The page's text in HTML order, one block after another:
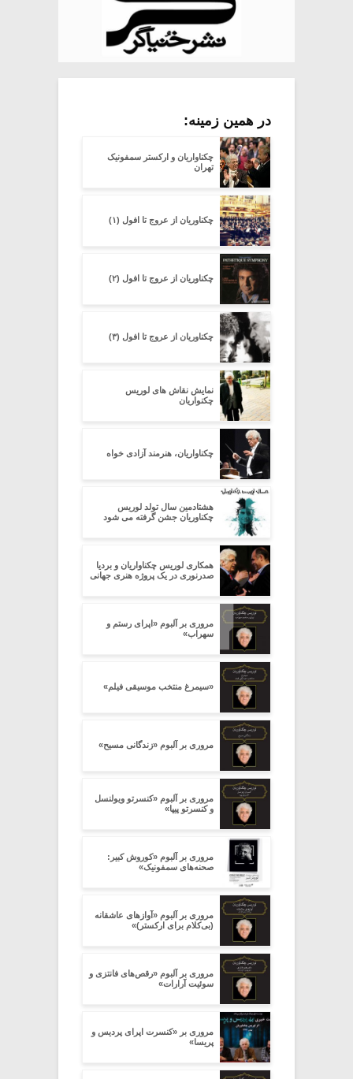
در همین زمینه:
چکناواریان و ارکستر سمفونیک
تهران
چکناوریان از عروج تا افول (۱)
چکناوریان از عروج تا افول (۲)
چکناوریان از عروج تا افول (۳)
نمایش نقاش های لوریس
چکنواریان
چکناواریان، هنرمند آزادی خواه
هشتادمین سال تولد لوریس
چکناوریان جشن گرفته می شود
همکاری لوریس چکناواریان و بردیا
صدرنوری در یک پروژه هنری جهانی
مروری بر آلبوم «اپرای رستم و
سهراب»
«سیمرغ منتخب موسیقی فیلم»
مروری بر آلبوم «زندگانی مسیح»
مروری بر آلبوم «کنسرتو ویولنسل
و کنسرتو پیپا»
مروری بر آلبوم «کوروش کبیر:
صحنه‌های سمفونیک»
مروری بر آلبوم «آوازهای عاشقانه
(بی‌کلام برای ارکستر)»
مروری بر آلبوم «رقص‌های فانتزی و
سوئیت آرارات»
مروری بر «کنسرت اپرای پردیس و
پریسا»